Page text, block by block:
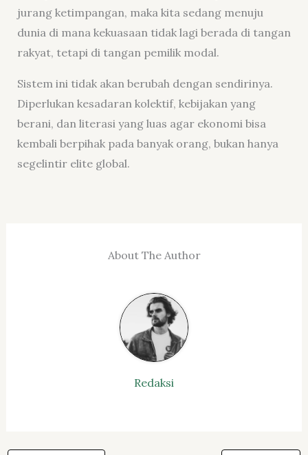
jurang ketimpangan, maka kita sedang menuju
dunia di mana kekuasaan tidak lagi berada di tangan
rakyat, tetapi di tangan pemilik modal.
Sistem ini tidak akan berubah dengan sendirinya.
Diperlukan kesadaran kolektif, kebijakan yang
berani, dan literasi yang luas agar ekonomi bisa
kembali berpihak pada banyak orang, bukan hanya
segelintir elite global.
About The Author
Redaksi